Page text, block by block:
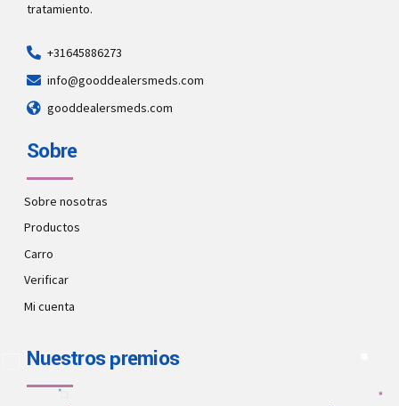
tratamiento.
+31645886273
info@gooddealersmeds.com
gooddealersmeds.com
Sobre
Sobre nosotras
Productos
Carro
Verificar
Mi cuenta
Nuestros premios